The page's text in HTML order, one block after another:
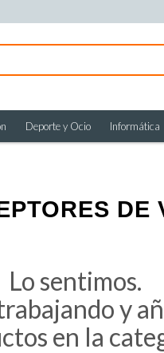
Deporte y Ocio Informática
DE
Lo sentimos.
y
en la